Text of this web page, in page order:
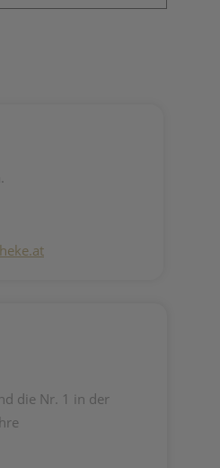
die Nr. 1 in der